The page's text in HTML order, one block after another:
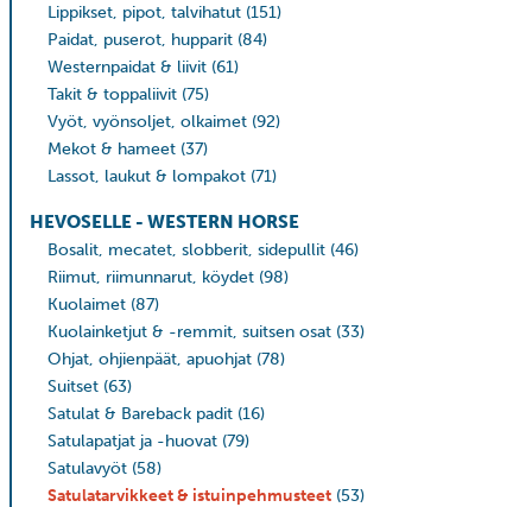
Lippikset, pipot, talvihatut (151)
Paidat, puserot, hupparit (84)
Westernpaidat & liivit (61)
Takit & toppaliivit (75)
Vyöt, vyönsoljet, olkaimet (92)
Mekot & hameet (37)
Lassot, laukut & lompakot (71)
HEVOSELLE - WESTERN HORSE
Bosalit, mecatet, slobberit, sidepullit (46)
Riimut, riimunnarut, köydet (98)
Kuolaimet (87)
Kuolainketjut & -remmit, suitsen osat (33)
Ohjat, ohjienpäät, apuohjat (78)
Suitset (63)
Satulat & Bareback padit (16)
Satulapatjat ja -huovat (79)
Satulavyöt (58)
Satulatarvikkeet & istuinpehmusteet (53)